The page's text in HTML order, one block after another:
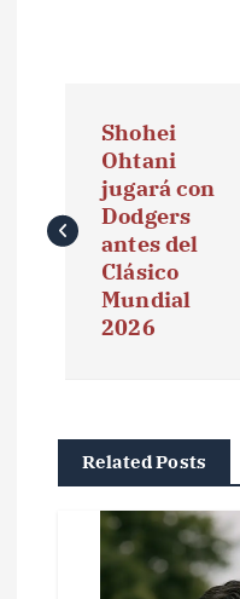
v
e
ó
Shohei
Ohtani
jugará con
Dodgers
antes del
Clásico
Mundial
2026
Related Posts